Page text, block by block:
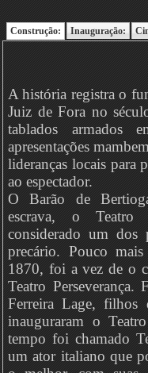
Construção: Inauguração:
A história registra o
Juiz de Fora no
tablados armados
apresentações
lideranças locais para
ao espectador.
O Barão de
escrava, o
considerado um dos
precário. Pouco
1870, foi a vez de o
Teatro
Ferreira Lage, filhos
inauguraram o
tempo foi chamado
um ator italiano que